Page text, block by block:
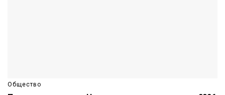
Общество